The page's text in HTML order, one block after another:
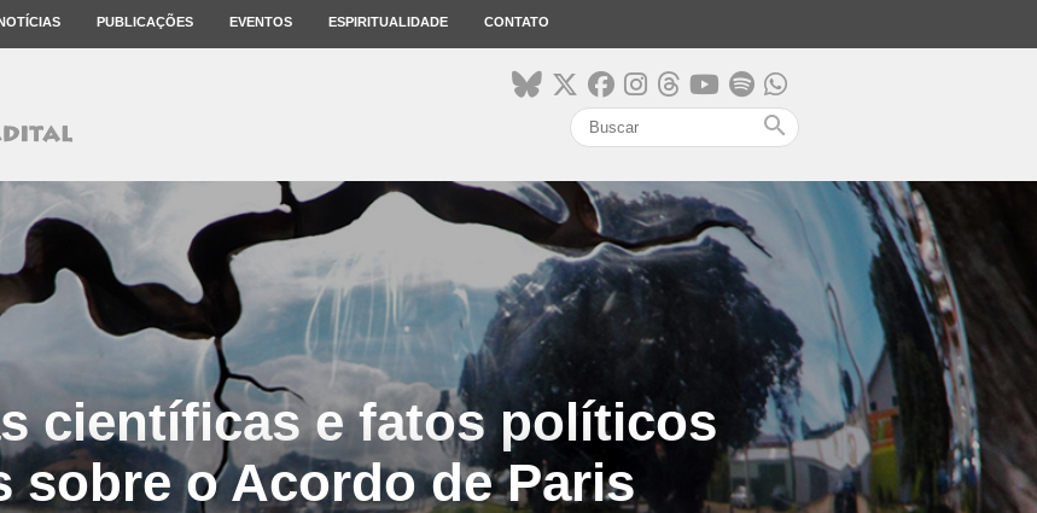
PUBLICAÇÕES EVENTOS ESPIRITUALIDADE CONTATO
search
científicas e fatos políticos
sobre o Acordo de Paris